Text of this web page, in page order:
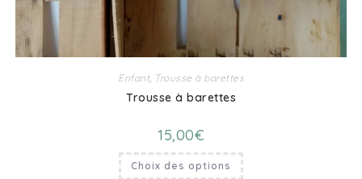
Enfant, Trousse à barettes
Trousse à barettes
15,00€
Choix des options